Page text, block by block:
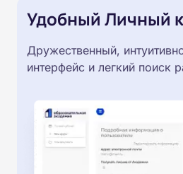
Удобный Личный
Дружественный,
интерфейс и легкий поиск